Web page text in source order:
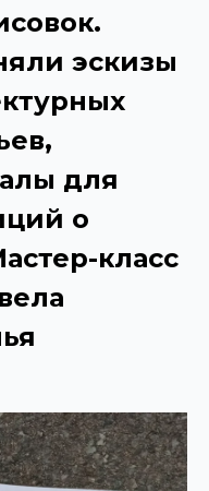
эскизы
для
о
класс